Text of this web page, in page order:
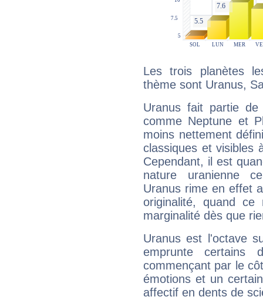
Les trois planètes
thème sont Uranus,
Uranus fait partie
comme Neptune et
moins nettement
classiques et visibles
Cependant, il est
nature uranienne
Uranus rime en effet
originalité, quand ce
marginalité dès que
Uranus est l'octave
emprunte
commençant par le
émotions et un
affectif en dents de